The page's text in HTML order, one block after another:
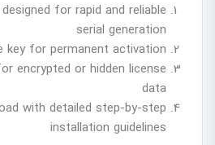
for rapid and reliable
serial generation
key for permanent activation
encrypted or hidden license
data
with detailed step-by-step
installation guidelines